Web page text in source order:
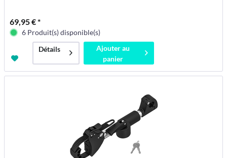
69,95 € *
6 Produit(s) disponible(s)
Détails
Ajouter au
panier